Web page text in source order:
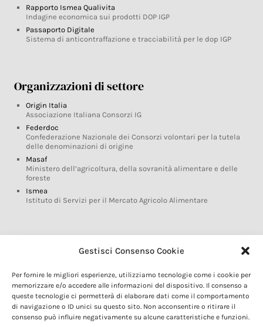
Gestisci Consenso Cookie
Per fornire le migliori esperienze, utilizziamo tecnologie come i cookie per
memorizzare e/o accedere alle informazioni del dispositivo. Il consenso a
queste tecnologie ci permetterà di elaborare dati come il comportamento
di navigazione o ID unici su questo sito. Non acconsentire o ritirare il
consenso può influire negativamente su alcune caratteristiche e funzioni.
Rapporto Ismea Qualivita
Indagine economica sui prodotti DOP IGP
Passaporto Digitale
Sistema di anticontraffazione e tracciabilità per le dop IGP
Organizzazioni di settore
Origin Italia
Associazione Italiana Consorzi IG
Federdoc
Confederazione Nazionale dei Consorzi volontari per la tutela
delle denominazioni di origine
Masaf
Ministero dell’agricoltura, della sovranità alimentare e delle
foreste
Ismea
Istituto di Servizi per il Mercato Agricolo Alimentare
Glossario DOP IGP
Marchi DOP IGP
Normativa prodotti DOP IGP
Consorzi di Tutela
Farm To Fork e prodotti DOP IGP